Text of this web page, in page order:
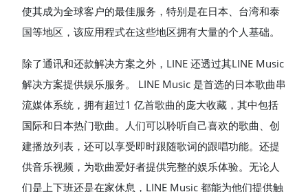
使其成为全球客户的最佳服务，特别是在日本、台湾和泰
国等地区，该应用程式在这些地区拥有大量的个人基础。
除了通讯和还款解决方案之外，LINE 还透过其LINE Music
解决方案提供娱乐服务。 LINE Music 是首选的日本歌曲串
流媒体系统，拥有超过1 亿首歌曲的庞大收藏，其中包括
国际和日本热门歌曲。人们可以聆听自己喜欢的歌曲、创
建播放列表，还可以享受即时跟随歌词的跟唱功能。还提
供音乐视频，为歌曲爱好者提供完整的娱乐体验。无论人
们是上下班还是在家休息，LINE Music 都能为他们提供触